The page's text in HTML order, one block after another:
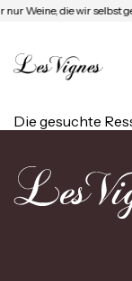
Weine, die wir selbst
Die gesuchte